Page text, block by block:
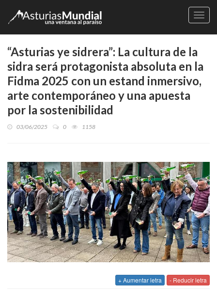
“Asturias ye sidrera”: La cultura de la
sidra será protagonista absoluta en la
Fidma 2025 con un estand inmersivo,
arte contemporáneo y una apuesta
por la sostenibilidad
03/06/2025 0 1158
+ Aumentar letra - Reducir letra